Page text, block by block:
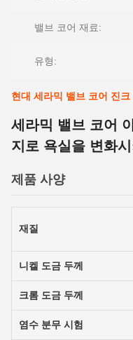
밸브 코어 재료:
유형:
현대 세라믹 밸브 코어 진
세라믹 밸브 코어
지로 욕실을 변화
제품 사양
재질
니켈 도금 두께
크롬 도금 두께
염수 분무 시험